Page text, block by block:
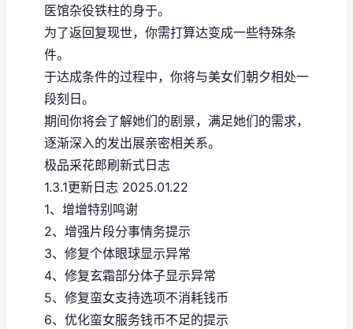
医馆杂役铁柱的身于。
为了返回复现世，你需打算达变成一些特殊条
件。
于达成条件的过程中， 你将与美女们朝夕相处一
段刻日。
期间你将会了解她们的剧景，满足她们的需求，
逐渐深入的发出展亲密相关系。
极品采花郎刷新式日志
1.3.1更新日志 2025.01.22
1、增增特别鸣谢
2、增强片段分事情务提示
3、修复个体眼球显示异常
4、修复玄霜部分体子显示异常
5、修复蛮女支持选项不消耗钱币
6、优化蛮女服务钱币不足的提示